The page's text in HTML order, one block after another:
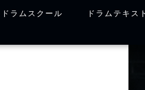
ドラムスクール
ドラムテキス